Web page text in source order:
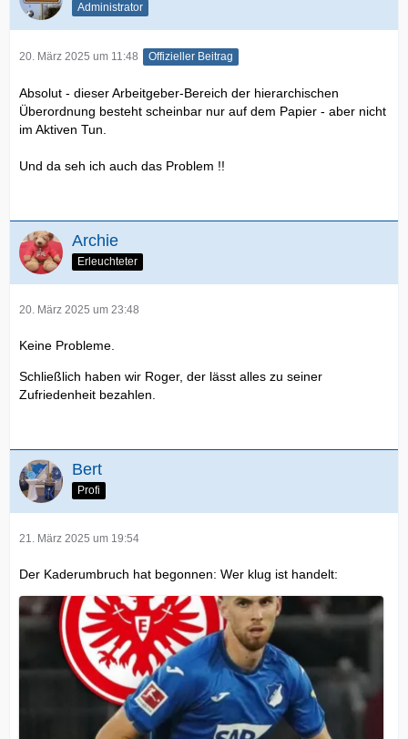
Administrator
20. März 2025 um 11:48 Offizieller Beitrag
Absolut - dieser Arbeitgeber-Bereich der hierarchischen
Überordnung besteht scheinbar nur auf dem Papier - aber nicht
im Aktiven Tun.
Und da seh ich auch das Problem !!
Archie
Erleuchteter
20. März 2025 um 23:48
Keine Probleme.
Schließlich haben wir Roger, der lässt alles zu seiner
Zufriedenheit bezahlen.
Bert
Profi
21. März 2025 um 19:54
Der Kaderumbruch hat begonnen: Wer klug ist handelt: